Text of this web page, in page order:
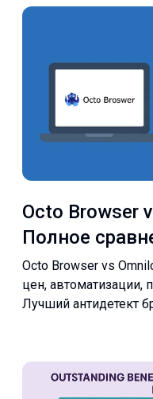
Octo Browser
Полное
браузеров
Octo Browser vs
цен, автоматизации,
Лучший антидетект